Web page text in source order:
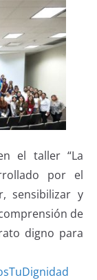
el taller “La
por el
sensibilizar y
de
digno para